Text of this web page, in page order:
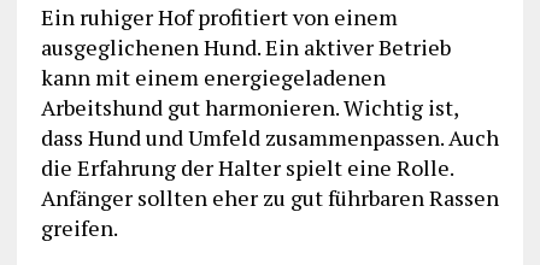
Ein ruhiger Hof profitiert von einem
ausgeglichenen Hund. Ein aktiver Betrieb
kann mit einem energiegeladenen
Arbeitshund gut harmonieren. Wichtig ist,
dass Hund und Umfeld zusammenpassen. Auch
die Erfahrung der Halter spielt eine Rolle.
Anfänger sollten eher zu gut führbaren Rassen
greifen.